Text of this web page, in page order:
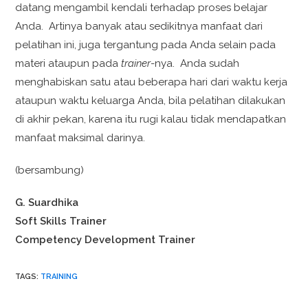
datang mengambil kendali terhadap proses belajar
Anda. Artinya banyak atau sedikitnya manfaat dari
pelatihan ini, juga tergantung pada Anda selain pada
materi ataupun padatrainer-nya. Anda sudah
menghabiskan satu atau beberapa hari dari waktu kerja
ataupun waktu keluarga Anda, bila pelatihan dilakukan
di akhir pekan, karena itu rugi kalau tidak mendapatkan
manfaat maksimal darinya.
(bersambung)
G. Suardhika
Soft Skills Trainer
Competency Development Trainer
TAGS: TRAINING